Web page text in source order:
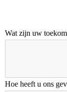
Wat zijn uw
Hoe heeft u ons